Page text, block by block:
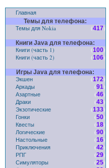
Главная
Темы для телефона:
Темы для Nokia (417)
Книги Java для телефона:
Книги (часть 1) (100)
Книги (часть 2)
(106)
Игры Java для телефона:
Экшен (172)
Аркады
(91)
Азартные
(46)
Драки
(43)
Экзотические
(133)
Гонки
(50)
Квесты
(18)
Логические
(90)
Настольные
(16)
Приключения
(42)
РПГ
(29)
Симуляторы
(25)